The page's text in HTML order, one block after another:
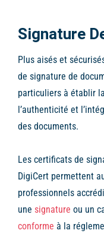
Signature
Plus aisés et
de signature de
particuliers à établir
l’authenticité et
des documents.
Les certificats de
DigiCert permettent
professionnels
une signature ou un
conforme à la